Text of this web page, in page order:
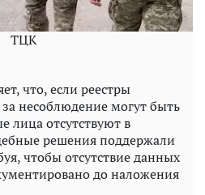
ТЦК
что, если реестры
несоблюдение могут быть
лица отсутствуют в
решения поддержали
чтобы отсутствие данных
до наложения